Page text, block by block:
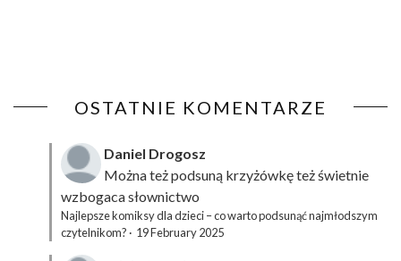
OSTATNIE KOMENTARZE
Daniel Drogosz
Można też podsuną krzyżówkęteż świetnie
wzbogaca słownictwo
Najlepsze komiksy dla dzieci – co warto podsunąć najmłodszym
czytelnikom? · 19 February 2025